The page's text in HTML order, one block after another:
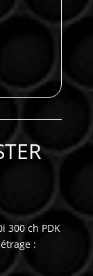
300 ch PDK
: